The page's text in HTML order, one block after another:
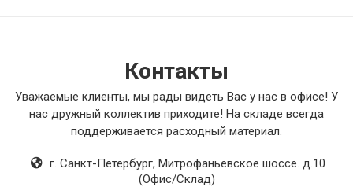
Контакты
Уважаемые клиенты, мы рады видеть Вас у нас в офисе! У
нас дружный коллектив приходите! На складе всегда
поддерживается расходный материал.
г. Санкт-Петербург, Митрофаньевское шоссе. д.10
(Офис/Склад)